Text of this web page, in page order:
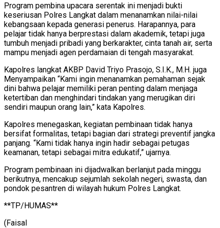
Program pembina upacara serentak ini menjadi bukti
keseriusan Polres Langkat dalam menanamkan nilai-nilai
kebangsaan kepada generasi penerus. Harapannya, para
pelajar tidak hanya berprestasi dalam akademik, tetapi juga
tumbuh menjadi pribadi yang berkarakter, cinta tanah air, serta
mampu menjadi agen perdamaian di tengah masyarakat.
Kapolres langkat AKBP David Triyo Prasojo, S.I.K., M.H. juga
Menyampaikan “Kami ingin menanamkan pemahaman sejak
dini bahwa pelajar memiliki peran penting dalam menjaga
ketertiban dan menghindari tindakan yang merugikan diri
sendiri maupun orang lain,” kata Kapolres.
Kapolres menegaskan, kegiatan pembinaan tidak hanya
bersifat formalitas, tetapi bagian dari strategi preventif jangka
panjang. “Kami tidak hanya ingin hadir sebagai petugas
keamanan, tetapi sebagai mitra edukatif,” ujarnya.
Program pembinaan ini dijadwalkan berlanjut pada minggu
berikutnya, mencakup sejumlah sekolah negeri, swasta, dan
pondok pesantren di wilayah hukum Polres Langkat.
**TP/HUMAS**
(Faisal